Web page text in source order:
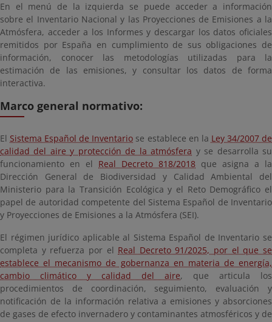
En el menú de la izquierda se puede acceder a información
sobre el Inventario Nacional y las Proyecciones de Emisiones a la
Atmósfera, acceder a los Informes y descargar los datos oficiales
remitidos por España en cumplimiento de sus obligaciones de
información, conocer las metodologías utilizadas para la
estimación de las emisiones, y consultar los datos de forma
interactiva.
Marco general normativo:
El Sistema Español de Inventario se establece en la Ley 34/2007 de
calidad del aire y protección de la atmósfera y se desarrolla su
funcionamiento en el Real Decreto 818/2018 que asigna a la
Dirección General de Biodiversidad y Calidad Ambiental del
Ministerio para la Transición Ecológica y el Reto Demográfico el
papel de autoridad competente del Sistema Español de Inventario
y Proyecciones de Emisiones a la Atmósfera (SEI).
El régimen jurídico aplicable al Sistema Español de Inventario se
completa y refuerza por el Real Decreto 91/2025, por el que se
establece el mecanismo de gobernanza en materia de energía,
cambio climático y calidad del aire, que articula los
procedimientos de coordinación, seguimiento, evaluación y
notificación de la información relativa a emisiones y absorciones
de gases de efecto invernadero y contaminantes atmosféricos y de